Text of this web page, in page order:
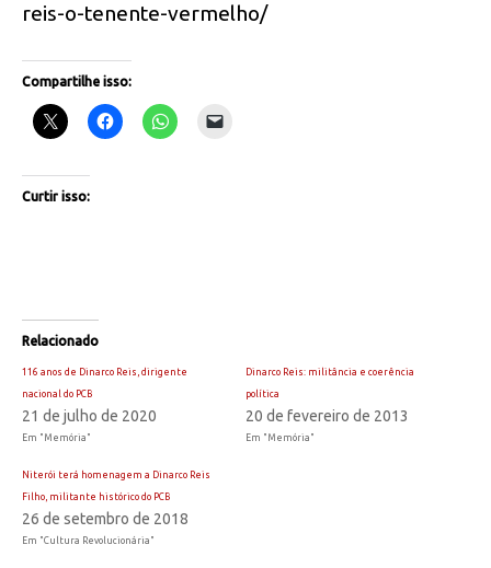
reis-o-tenente-vermelho/
Compartilhe isso:
Curtir isso:
Relacionado
116 anos de Dinarco Reis, dirigente
nacional do PCB
21 de julho de 2020
Em "Memória"
Dinarco Reis: militância e coerência
política
20 de fevereiro de 2013
Em "Memória"
Niterói terá homenagem a Dinarco Reis
Filho, militante histórico do PCB
26 de setembro de 2018
Em "Cultura Revolucionária"